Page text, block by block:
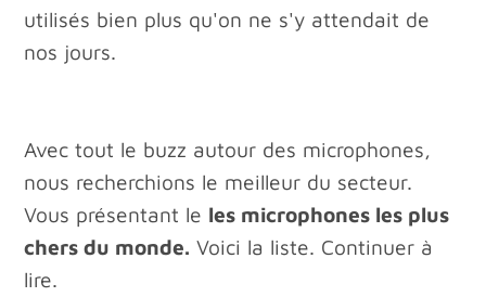
utilisés bien plus qu'on ne s'y attendait de
nos jours.
Avec tout le buzz autour des microphones,
nous recherchions le meilleur du secteur.
Vous présentant le les microphones les plus
chers du monde. Voici la liste. Continuer à
lire.